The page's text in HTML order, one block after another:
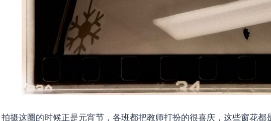
拍摄这圈的时候正是元宵节，各班都把教师打扮的很喜庆，这些窗花都